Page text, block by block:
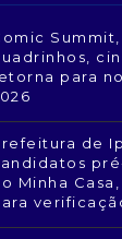
para
de
Minha